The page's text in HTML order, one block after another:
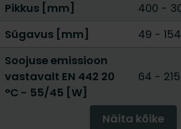
Pikkus [mm]
400 -
Sügavus [mm]
49 - 154
Soojuse emissioon
vastavalt EN 442 20
°C - 55/45 [W]
64 -
Näita kõike